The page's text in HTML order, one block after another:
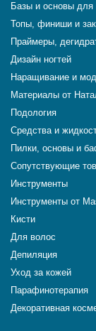
Базы и основы для
Топы, финиши и
Праймеры,
Дизайн ногтей
Наращивание и
Материалы от
Подология
Средства и
Пилки, основы и
Сопутствующие
Инструменты
Инструменты от
Кисти
Для волос
Депиляция
Уход за кожей
Парафинотерапия
Декоративная